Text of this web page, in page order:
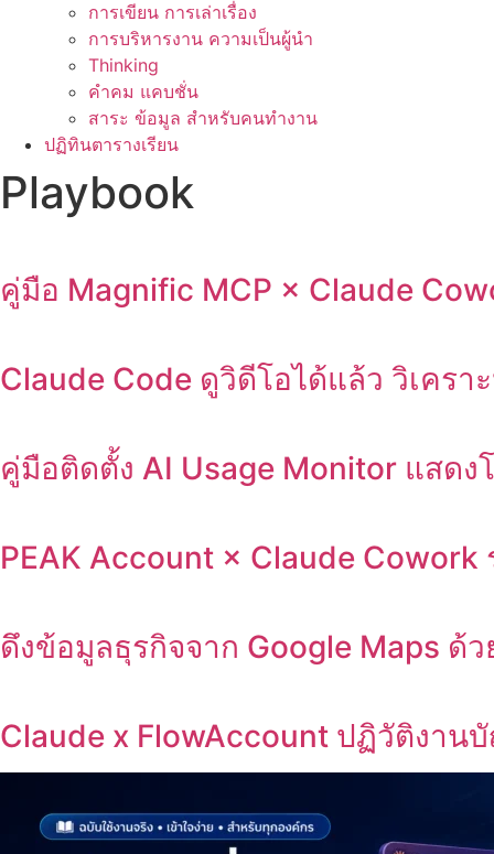
การเขียน การเล่าเรื่อง
การบริหารงาน ความเป็นผู้นำ
Thinking
คำคม แคบชั่น
สาระ ข้อมูล สำหรับคนทำงาน
ปฏิทินตารางเรียน
Playbook
คู่มือ Magnific MCP × Claude
Claude Code ดูวิดีโอได้แล้ว วิเคร
คู่มือติดตั้ง AI Usage Monitor แสด
PEAK Account × Claude
ดึงข้อมูลธุรกิจจาก Google Maps ด้
Claude x FlowAccount ปฏิวัติงาน